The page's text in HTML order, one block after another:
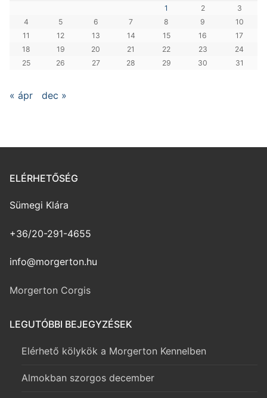
1
2
3
4
5 6 7 8 9
10
11
12 13 14 15 16
17
18
19 20 21 22 23
24
25
26 27 28 29 30 31
« ápr dec »
ELÉRHETŐSÉG
Sümegi Klára
+36/20-291-4655
info@morgerton.hu
Morgerton Corgis
LEGUTÓBBI BEJEGYZÉSEK
Elérhető kölykök a Morgerton Kennelben
Almokban szorgos december